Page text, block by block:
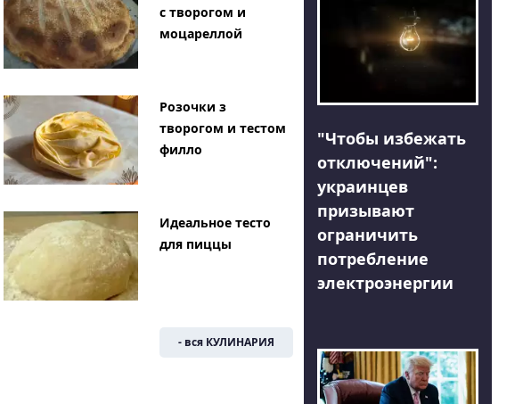
с творогом и
моцареллой
Розочки з
творогом и тестом
филло
Идеальное тесто
для пиццы
- вся КУЛИНАРИЯ
"Чтобы избежать
отключений":
украинцев
призывают
ограничить
потребление
электроэнергии